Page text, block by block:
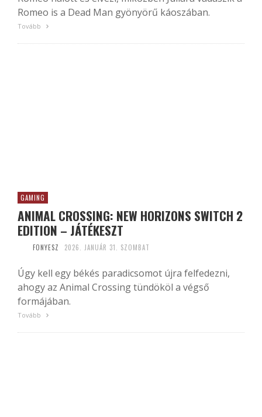
Romeo is a Dead Man gyönyörű káoszában.
Tovább
GAMING
ANIMAL CROSSING: NEW HORIZONS SWITCH 2
EDITION – JÁTÉKESZT
FONYESZ 2026. JANUÁR 31. SZOMBAT
Úgy kell egy békés paradicsomot újra felfedezni,
ahogy az Animal Crossing tündököl a végső
formájában.
Tovább